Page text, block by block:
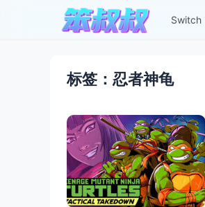
Switch
标签：忍者神龟